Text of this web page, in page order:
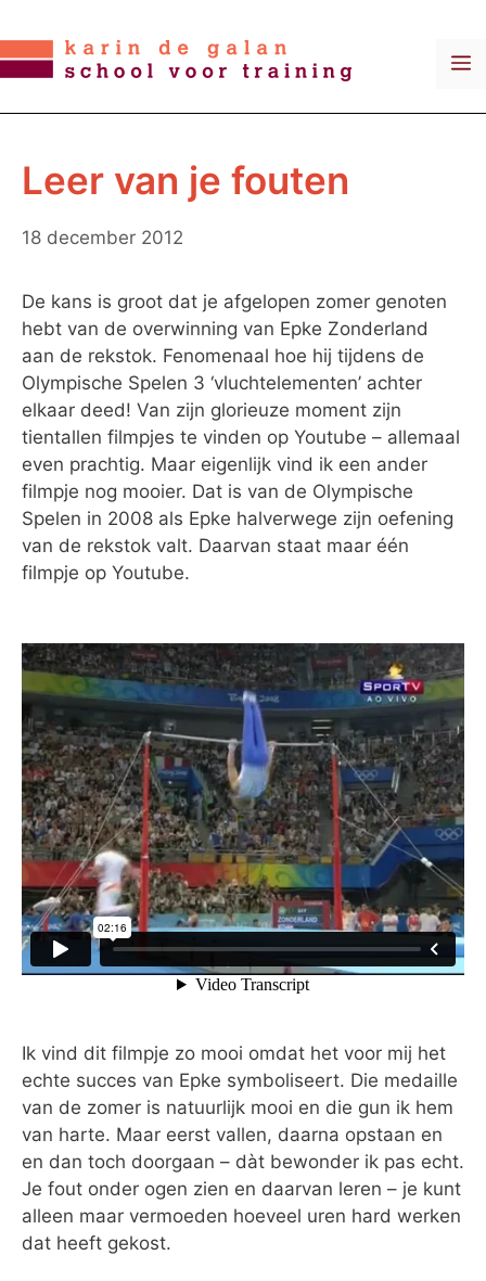
naar
de
Leer van je fouten
18 december 2012
De kans is groot dat je afgelopen zomer genoten
hebt van de overwinning van Epke Zonderland
aan de rekstok. Fenomenaal hoe hij tijdens de
Olympische Spelen 3 ‘vluchtelementen’ achter
elkaar deed! Van zijn glorieuze moment zijn
tientallen filmpjes te vinden op Youtube – allemaal
even prachtig. Maar eigenlijk vind ik een ander
filmpje nog mooier. Dat is van de Olympische
Spelen in 2008 als Epke halverwege zijn oefening
van de rekstok valt. Daarvan staat maar één
filmpje op Youtube.
Ik vind dit filmpje zo mooi omdat het voor mij het
echte succes van Epke symboliseert. Die medaille
van de zomer is natuurlijk mooi en die gun ik hem
van harte. Maar eerst vallen, daarna opstaan en
en dan toch doorgaan – dàt bewonder ik pas echt.
Je fout onder ogen zien en daarvan leren – je kunt
alleen maar vermoeden hoeveel uren hard werken
dat heeft gekost.